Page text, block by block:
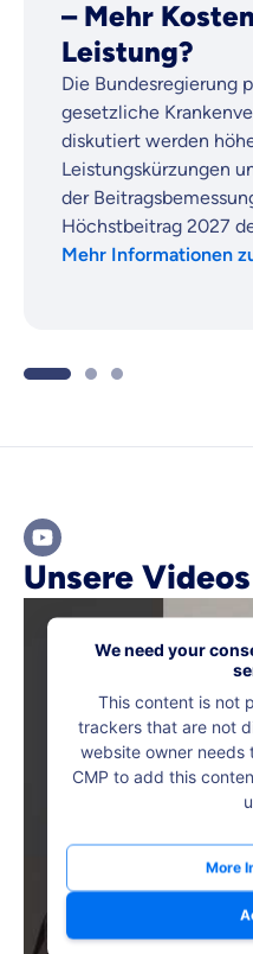
– Mehr
Leistung?
Die Bundesregierung
gesetzliche
diskutiert werden
Leistungskürzungen
der
Höchstbeitrag 2027
Mehr Informationen
Unsere
We need your
This content is not
trackers that are not
website owner needs
CMP to add this
More
Vergleich mit
Wir helfen dir dabei
Versicherungen zu
Wozu dürfen wir dich
Versicherungsprodukt
Krankenvoll
Versicherung
Versicherung
Krankenhaus
Versicherung
Mit dem Abschicken meiner
Weiter zu